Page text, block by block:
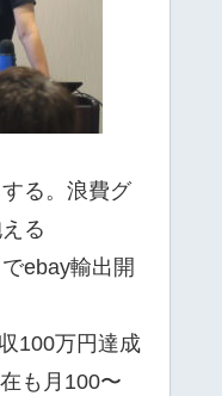
る。浪費グ
る
ebay輸出開
100万円達成
も月100〜